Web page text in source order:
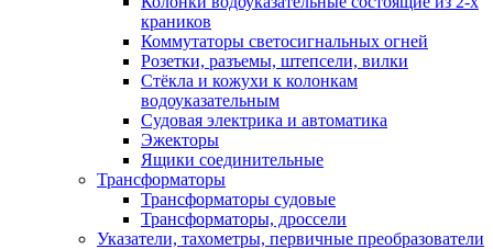
краников
Коммутаторы светосигнальных огней
Розетки, разъемы, штепсели, вилки
Стёкла и кожухи к колонкам
водоуказательным
Судовая электрика и автоматика
Эжекторы
Ящики соединительные
Трансформаторы
Трансформаторы судовые
Трансформаторы, дроссели
Указатели, тахометры, первичные преобразователи